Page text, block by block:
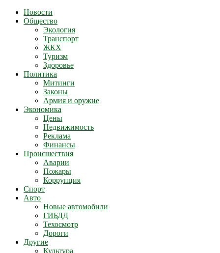
Новости
Общество
Экология
Транспорт
ЖКХ
Туризм
Здоровье
Политика
Митинги
Законы
Армия и оружие
Экономика
Цены
Недвижимость
Реклама
Финансы
Происшествия
Аварии
Пожары
Коррупция
Спорт
Авто
Новые автомобили
ГИБДД
Техосмотр
Дороги
Другие
Культура